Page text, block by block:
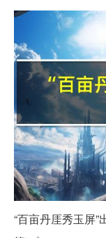
“百亩丹厓秀玉屏